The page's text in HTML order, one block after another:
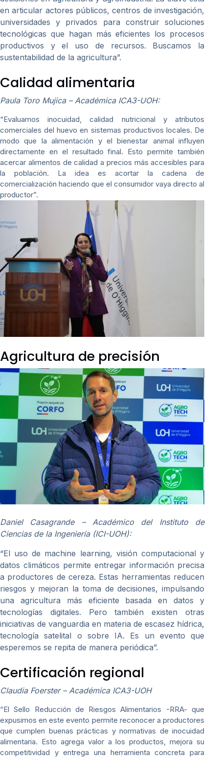
en articular actores públicos, centros de investigación,
universidades y privados para construir soluciones
tecnológicas que hagan más eficientes los procesos
productivos y el uso de recursos. Buscamos la
sustentabilidad de la agricultura”.
Calidad alimentaria
Paula Toro Mujica – Académica ICA3-UOH:
“Evaluamos inocuidad, calidad nutricional y atributos
comerciales del huevo en sistemas productivos locales. De
modo que la alimentación y el bienestar animal influyen
directamente en el resultado final. Esto permite también
acercar alimentos de calidad a precios más accesibles para
la población. La idea es acortar la cadena de
comercialización haciendo que el consumidor vaya directo al
productor”.
Agricultura de precisión
Daniel Casagrande – Académico del Instituto de
Ciencias de la Ingeniería (ICI-UOH):
“El uso de machine learning, visión computacional y
datos climáticos permite entregar información precisa
a productores de cereza. Estas herramientas reducen
riesgos y mejoran la toma de decisiones, impulsando
una agricultura más eficiente basada en datos y
tecnologías digitales. Pero también existen otras
iniciativas de vanguardia en materia de escasez hídrica,
tecnología satelital o sobre IA. Es un evento que
esperemos se repita de manera periódica”.
Certificación regional
Claudia Foerster – Académica ICA3-UOH
“El Sello Reducción de Riesgos Alimentarios -RRA- que
expusimos en este evento permite reconocer a productores
que cumplen buenas prácticas y normativas de inocuidad
alimentaria. Esto agrega valor a los productos, mejora su
competitividad y entrega una herramienta concreta para